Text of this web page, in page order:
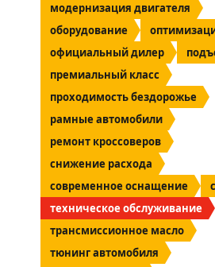
модернизация двигателя
оборудование
официальный дилер
премиальный класс
проходимость бездорожье
рамные автомобили
ремонт кроссоверов
снижение расхода
современное оснащение
техническое обслуживание
трансмиссионное масло
тюнинг автомобиля